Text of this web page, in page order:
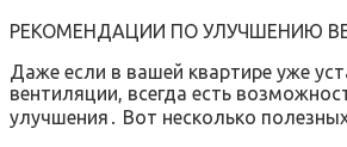
РЕКОМЕНДАЦИИ ПО УЛУЧШЕНИЮ
Даже если в вашей квартире уже
вентиляции, всегда есть
улучшения․ Вот несколько